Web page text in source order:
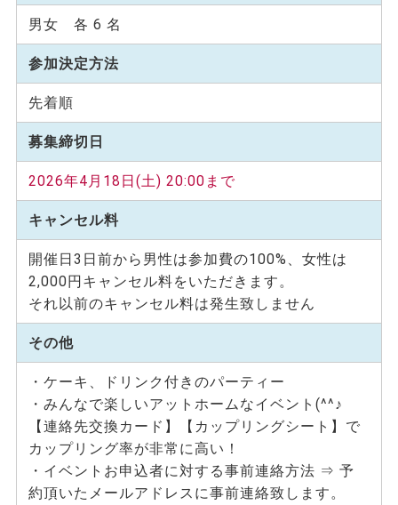
男女 各 6 名
参加決定方法
先着順
募集締切日
2026年4月18日(土) 20:00まで
キャンセル料
開催⽇3⽇前から男性は参加費の100%、女性は
2,000円キャンセル料をいただきます。
それ以前のキャンセル料は発⽣致しません
その他
・ケーキ、ドリンク付きのパーティー
・みんなで楽しいアットホームなイベント(^^♪
【連絡先交換カード】【カップリングシート】で
カップリング率が非常に高い！
・イベントお申込者に対する事前連絡方法 ⇒ 予
約頂いたメールアドレスに事前連絡致します。